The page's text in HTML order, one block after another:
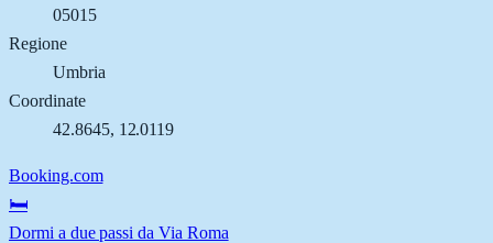
05015
Regione
Umbria
Coordinate
42.8645, 12.0119
Booking.com
🛏️
Dormi a due passi da Via Roma